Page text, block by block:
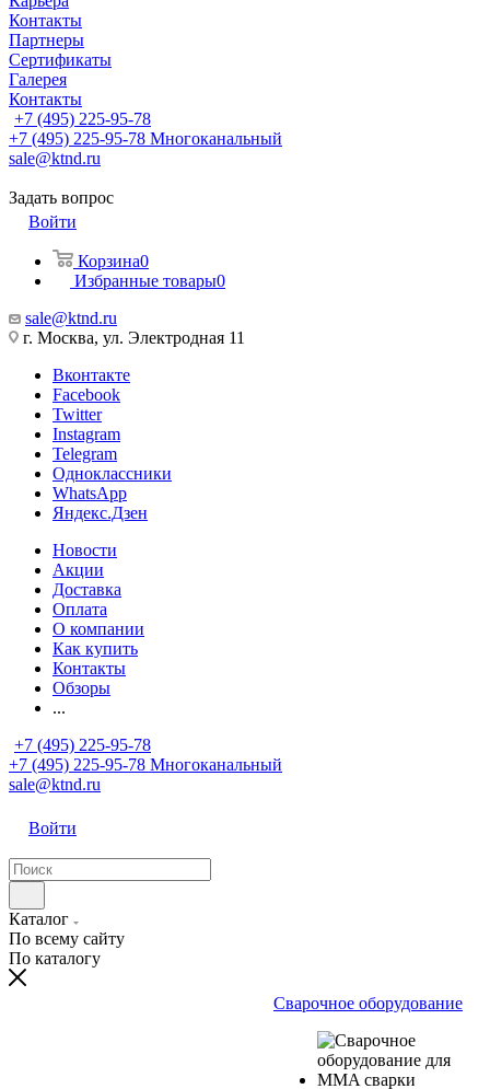
Контакты
Партнеры
Сертификаты
Галерея
Контакты
+7 (495) 225-95-78
+7 (495) 225-95-78 Многоканальный
sale@ktnd.ru
Задать вопрос
Войти
Корзина0
Избранные товары0
sale@ktnd.ru
г. Москва, ул. Электродная 11
Вконтакте
Facebook
Twitter
Instagram
Telegram
Одноклассники
WhatsApp
Яндекс.Дзен
Новости
Акции
Доставка
Оплата
О компании
Как купить
Контакты
Обзоры
...
+7 (495) 225-95-78
+7 (495) 225-95-78 Многоканальный
sale@ktnd.ru
Войти
Каталог
По всему сайту
По каталогу
Сварочное оборудование